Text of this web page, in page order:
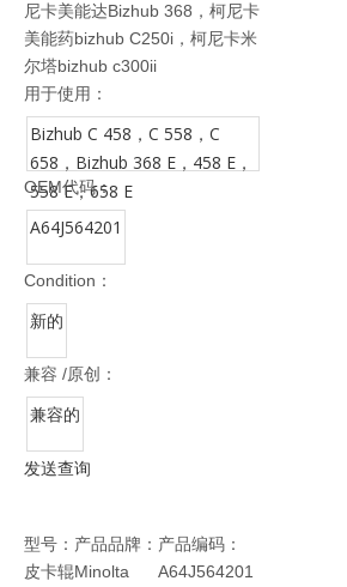
尼卡美能达Bizhub 368，柯尼卡
美能药bizhub C250i，柯尼卡米
尔塔bizhub c300ii
用于使用：
Bizhub C 458，C 558，C
658，Bizhub 368 E，458 E，
558 E，658 E
OEM代码：
A64J564201
Condition：
新的
兼容 /原创：
兼容的
发送查询
型号：
皮卡辊
产品品牌：
Minolta
产品编码：
A64J564201